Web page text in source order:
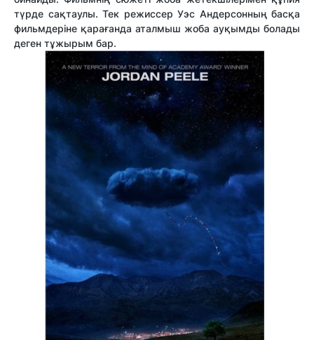
түрде сақтаулы. Тек режиссер Уэс Андерсонның басқа
фильмдеріне қарағанда аталмыш жоба ауқымды болады
деген тұжырым бар.